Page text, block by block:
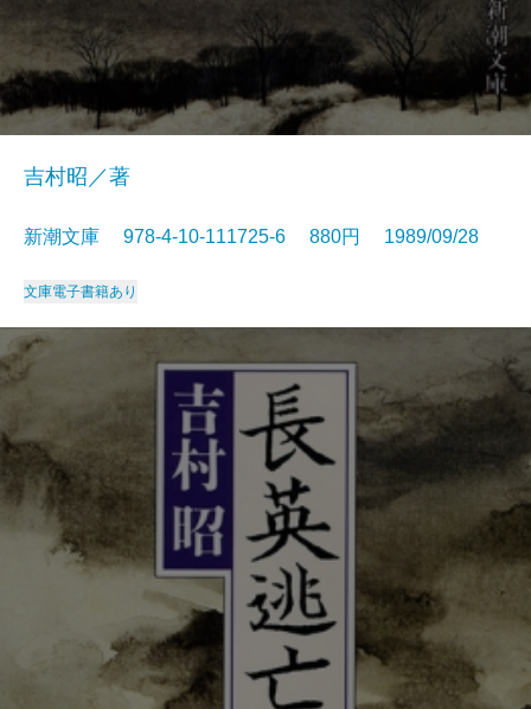
吉村昭／著
新潮文庫 978-4-10-111725-6 880円 1989/09/28
文庫電子書籍あり